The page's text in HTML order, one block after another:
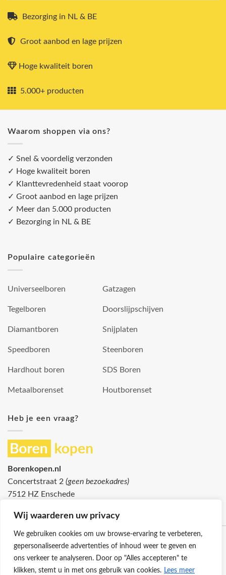
Wij waarderen uw privacy
We gebruiken cookies om uw browse-ervaring te verbeteren,
gepersonaliseerde advertenties of inhoud weer te geven en
ons verkeer te analyseren. Door op "Alles accepteren" te
klikken, stemt u in met ons gebruik van cookies. Lees meer
Bezorging in NL & BE
Groot aanbod en lage prijzen
Hoge kwaliteit boren
5.000+ producten
Waarom shoppen via ons?
✓ Snel & voordelig verzonden
✓ Hoge kwaliteit boren
✓ Klanttevredenheid staat voorop
✓ Groot aanbod en lage prijzen
✓ Meer dan 5.000 producten
✓ Bezorging in NL & BE
Populaire categorieën
Universeelboren
Tegelboren
Diamantboren
Speedboren
Hardhout boren
Metaalborenset
Gatzagen
Doorslijpschijven
Snijplaten
Steenboren
SDS Boren
Houtborenset
Heb je een vraag?
Borenkopen.nl
Concertstraat 2 (geen bezoekadres)
7512 HZ Enschede